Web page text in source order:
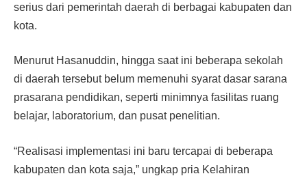
serius dari pemerintah daerah di berbagai kabupaten dan
kota.
Menurut Hasanuddin, hingga saat ini beberapa sekolah
di daerah tersebut belum memenuhi syarat dasar sarana
prasarana pendidikan, seperti minimnya fasilitas ruang
belajar, laboratorium, dan pusat penelitian.
“Realisasi implementasi ini baru tercapai di beberapa
kabupaten dan kota saja,” ungkap pria Kelahiran